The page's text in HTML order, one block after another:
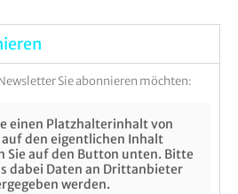
Sie abonnieren möchten:
einen Platzhalterinhalt von
auf den eigentlichen Inhalt
Sie auf den Button unten. Bitte
dabei Daten an Drittanbieter
werden.